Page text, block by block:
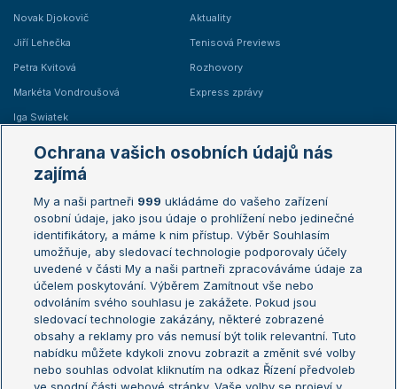
Novak Djokovič
Jiří Lehečka
Petra Kvitová
Markéta Vondroušová
Iga Swiatek
Aktuality
Tenisová Previews
Rozhovory
Express zprávy
Žebříčky
Žebříček ATP (muži)
Žebříček WTA (ženy)
Sázkařský žebříček
Australian Open
French Open
Wimbledon
US Open
Turnaj mistrů
Turnaj mistryň
Aktualní trendy
Fotbalové přestupy
Ochrana vašich osobních údajů nás
zajímá
My a naši partneři 999 ukládáme do vašeho zařízení
osobní údaje, jako jsou údaje o prohlížení nebo jedinečné
identifikátory, a máme k nim přístup. Výběr Souhlasím
umožňuje, aby sledovací technologie podporovaly účely
uvedené v části My a naši partneři zpracováváme údaje za
účelem poskytování. Výběrem Zamítnout vše nebo
odvoláním svého souhlasu je zakážete. Pokud jsou
sledovací technologie zakázány, některé zobrazené
obsahy a reklamy pro vás nemusí být tolik relevantní. Tuto
nabídku můžete kdykoli znovu zobrazit a změnit své volby
nebo souhlas odvolat kliknutím na odkaz Řízení předvoleb